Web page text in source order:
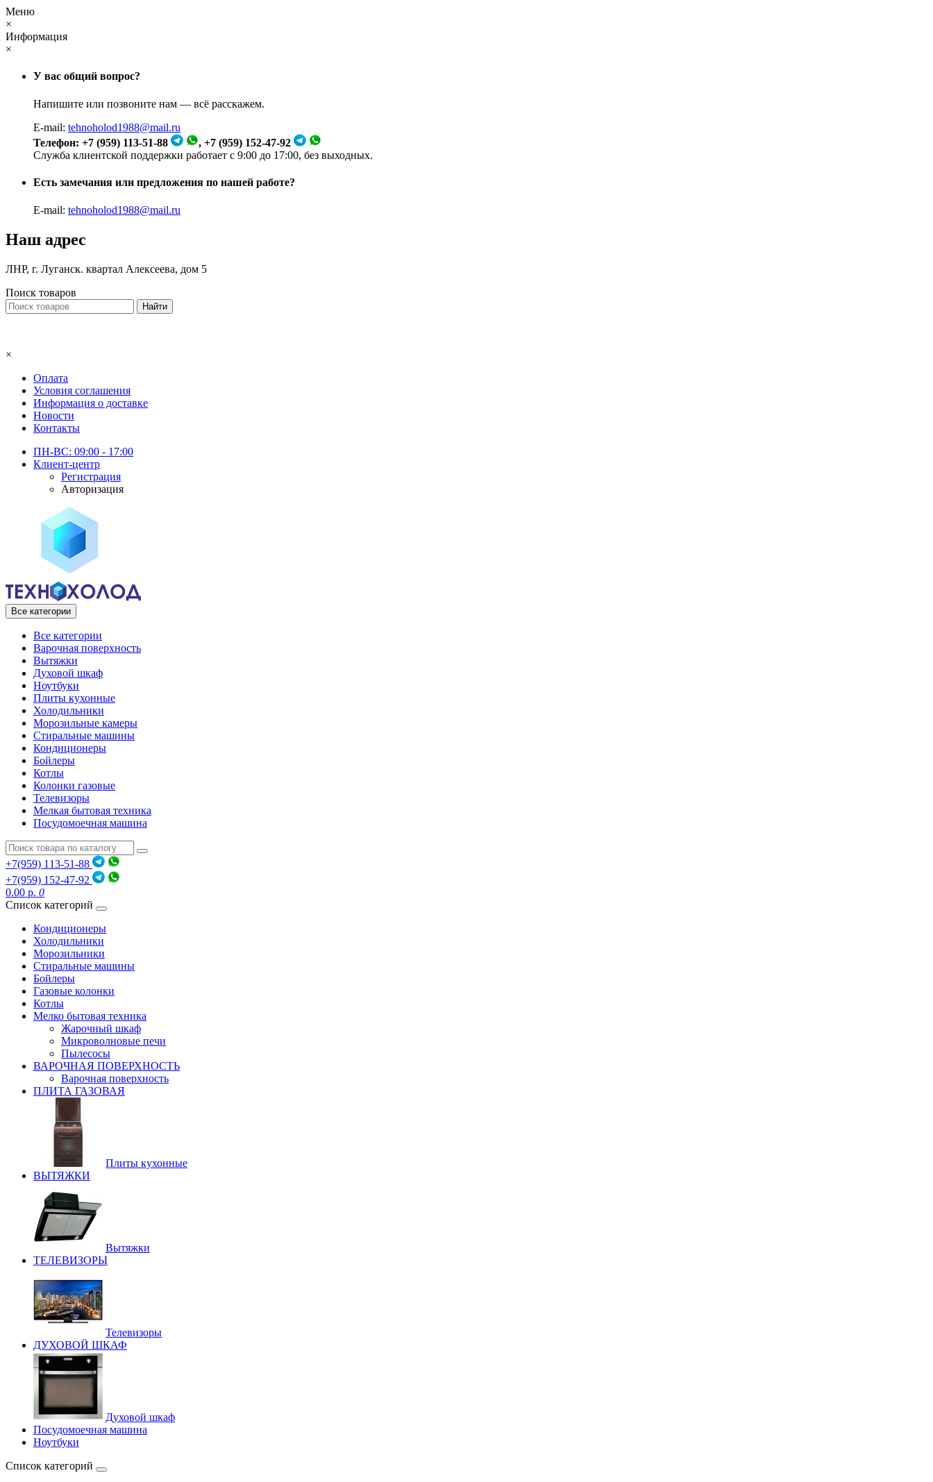
Меню
×
Информация
×
У вас общий вопрос?
Напишите или позвоните нам — всё расскажем.
E-mail: tehnoholod1988@mail.ru
Телефон: +7 (959) 113-51-88
, +7 (959) 152-47-92
Служба клиентской поддержки работает с 9:00 до 17:00, без выходных.
Есть замечания или предложения по нашей работе?
E-mail: tehnoholod1988@mail.ru
Наш адрес
ЛНР, г. Луганск. квартал Алексеева, дом 5
Поиск товаров
×
Оплата
Условия соглашения
Информация о доставке
Новости
Контакты
ПН-ВС: 09:00 - 17:00
Клиент-центр
Регистрация
Авторизация
Все категории
Все категории
Варочная поверхность
Вытяжки
Духовой шкаф
Ноутбуки
Плиты кухонные
Холодильники
Морозильные камеры
Стиральные машины
Кондиционеры
Бойлеры
Котлы
Колонки газовые
Телевизоры
Мелкая бытовая техника
Посудомоечная машина
+7(959) 113-51-88
+7(959) 152-47-92
0.00 р. 0
Список категорий
Кондиционеры
Холодильники
Морозильники
Стиральные машины
Бойлеры
Газовые колонки
Котлы
Мелко бытовая техника
Жарочный шкаф
Микроволновые печи
Пылесосы
ВАРОЧНАЯ ПОВЕРХНОСТЬ
Варочная поверхность
ПЛИТА ГАЗОВАЯ
Плиты кухонные
ВЫТЯЖКИ
Вытяжки
ТЕЛЕВИЗОРЫ
Телевизоры
ДУХОВОЙ ШКАФ
Духовой шкаф
Посудомоечная машина
Ноутбуки
Список категорий